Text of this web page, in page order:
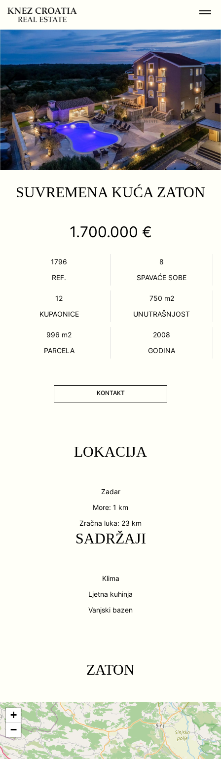
SUVREMENA KUĆA ZATON
1.700.000 €
1796
REF.
8
SPAVAĆE SOBE
12
KUPAONICE
750 m2
UNUTRAŠNJOST
996 m2
PARCELA
2008
GODINA
KONTAKT
LOKACIJA
Zadar
More: 1 km
Zračna luka: 23 km
SADRŽAJI
Klima
Ljetna kuhinja
Vanjski bazen
ZATON
+
−